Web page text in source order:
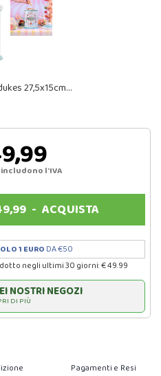
27,5x15cm…
l'IVA
-ACQUISTA
1 EURO DA €50
negli ultimi 30 giorni: € 49.99
NOSTRI NEGOZI
DI PIÙ
Pagamenti e Resi